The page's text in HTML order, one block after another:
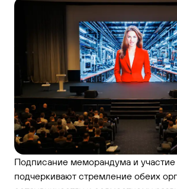
Подписание меморандума и
подчеркивают стремление обеих